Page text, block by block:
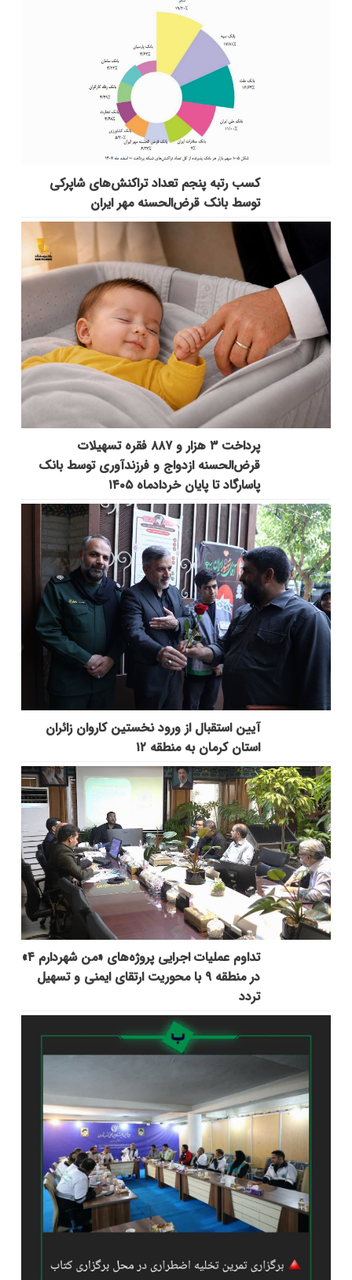
کسب رتبه پنجم تعداد تراکنش‌های شاپرکی
توسط بانک قرض‌الحسنه مهر ایران
پرداخت ۳ هزار و ۸۸۷ فقره تسهیلات
قرض‌الحسنه ازدواج و فرزندآوری توسط بانک
پاسارگاد تا پایان خردادماه ۱۴۰۵
آیین استقبال از ورود نخستین کاروان زائران
استان کرمان به منطقه ۱۲
تداوم عملیات اجرایی پروژه‌های «من شهردارم ۴»
در منطقه ۹ با محوریت ارتقای ایمنی و تسهیل
تردد